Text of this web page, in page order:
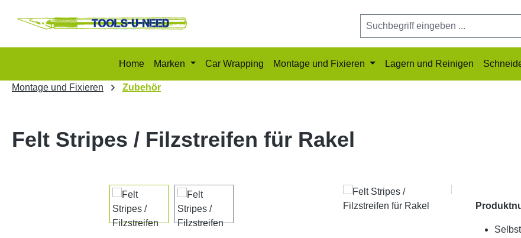
Home Marken Car Wrapping Montage und Fixieren Lagern und Reinigen
Montage und Fixieren Zubehör
Felt Stripes / Filzstreifen für Rakel
Bildergalerie überspringen